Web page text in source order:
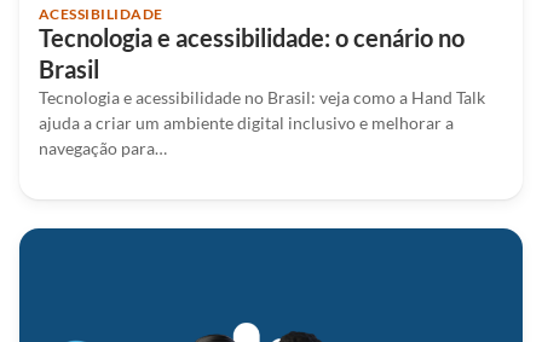
ACESSIBILIDADE
Tecnologia e acessibilidade: o cenário no
Brasil
Tecnologia e acessibilidade no Brasil: veja como a Hand Talk
ajuda a criar um ambiente digital inclusivo e melhorar a
navegação para…